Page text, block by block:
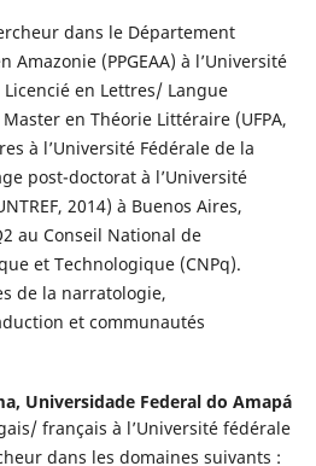
dans le Département
Amazonie (PPGEAA) à l’Université
Licencié en Lettres/ Langue
en Théorie Littéraire (UFPA,
à l’Université Fédérale de la
post-doctorat à l’Université
2014) à Buenos Aires,
au Conseil National de
et Technologique (CNPq).
de la narratologie,
et communautés
Universidade Federal do Amapá
français à l’Université fédérale
dans les domaines suivants :